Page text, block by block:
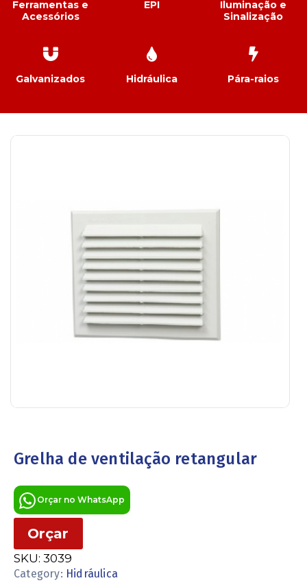
Ferramentas e
Acessórios
EPI
Iluminação e
Sinalização
Galvanizados Hidráulica Pára-raios
Grelha de ventilação retangular
Orçar no WhatsApp
Orçar
SKU: 3039
Category: Hidráulica